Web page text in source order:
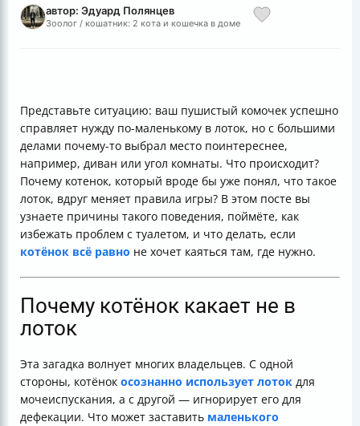
автор: Эдуард Полянцев
Зоолог / кошатник: 2 кота и кошечка в доме
Представьте ситуацию: ваш пушистый комочек успешно
справляет нужду по-маленькому в лоток, но с большими
делами почему-то выбрал место поинтереснее,
например, диван или угол комнаты. Что происходит?
Почему котенок, который вроде бы уже понял, что такое
лоток, вдруг меняет правила игры? В этом посте вы
узнаете причины такого поведения, поймёте, как
избежать проблем с туалетом, и что делать, если
котёнок всё равно не хочет каяться там, где нужно.
Почему котёнок какает не в
лоток
Эта загадка волнует многих владельцев. С одной
стороны, котёнок осознанно использует лоток для
мочеиспускания, а с другой — игнорирует его для
дефекации. Что может заставить маленького